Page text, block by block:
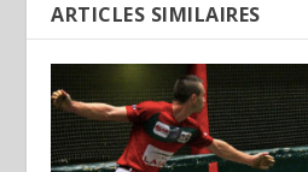
ARTICLES SIMILAIRES